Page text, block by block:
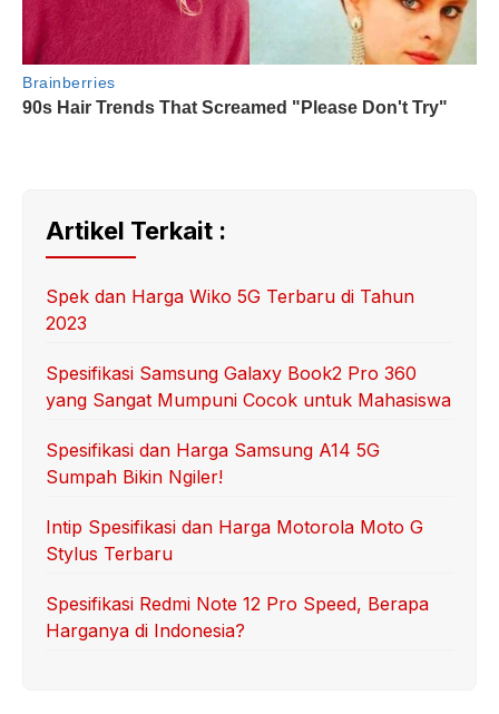
Artikel Terkait :
Spek dan Harga Wiko 5G Terbaru di Tahun
2023
Spesifikasi Samsung Galaxy Book2 Pro 360
yang Sangat Mumpuni Cocok untuk Mahasiswa
Spesifikasi dan Harga Samsung A14 5G
Sumpah Bikin Ngiler!
Intip Spesifikasi dan Harga Motorola Moto G
Stylus Terbaru
Spesifikasi Redmi Note 12 Pro Speed, Berapa
Harganya di Indonesia?